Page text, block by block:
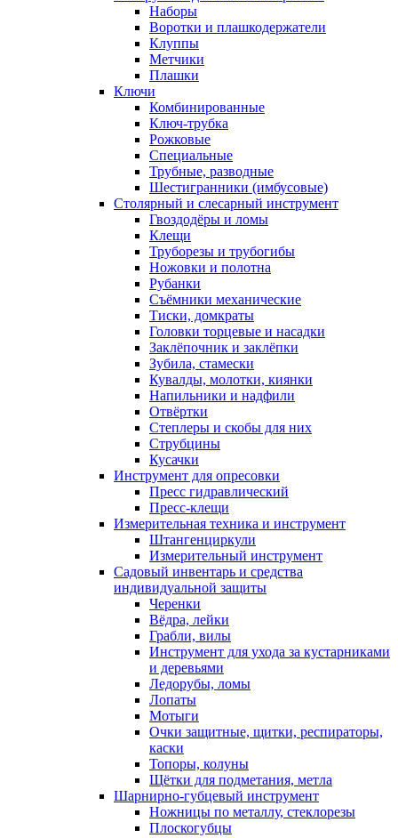
Наборы
Воротки и плашкодержатели
Клуппы
Метчики
Плашки
Ключи
Комбинированные
Ключ-трубка
Рожковые
Специальные
Трубные, разводные
Шестигранники (имбусовые)
Столярный и слесарный инструмент
Гвоздодёры и ломы
Клещи
Труборезы и трубогибы
Ножовки и полотна
Рубанки
Съёмники механические
Тиски, домкраты
Головки торцевые и насадки
Заклёпочник и заклёпки
Зубила, стамески
Кувалды, молотки, киянки
Напильники и надфили
Отвёртки
Степлеры и скобы для них
Струбцины
Кусачки
Инструмент для опресовки
Пресс гидравлический
Пресс-клещи
Измерительная техника и инструмент
Штангенциркули
Измерительный инструмент
Садовый инвентарь и средства
индивидуальной защиты
Черенки
Вёдра, лейки
Грабли, вилы
Инструмент для ухода за кустарниками
и деревьями
Ледорубы, ломы
Лопаты
Мотыги
Очки защитные, щитки, респираторы,
каски
Топоры, колуны
Щётки для подметания, метла
Шарнирно-губцевый инструмент
Ножницы по металлу, стеклорезы
Плоскогубцы